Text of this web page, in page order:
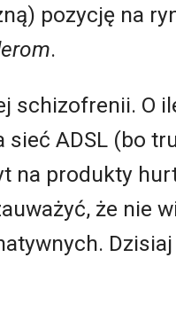
pozycję na
.
schizofrenii. O
ADSL (bo
na produkty
że nie